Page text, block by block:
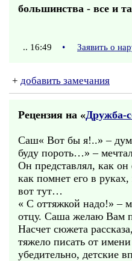
большинства - все и
.. 16:49 • Заявить о
+ добавить замечания
Рецензия на «Дружба-
Саш« Вот бы я!..» –
буду пороть…» –
Он представлял, как он
как помнет его в
вот тут…
« С оттяжкой надо!» –
отцу. Саша желаю Вам
Насчет сюжета
тяжело писать от
убедительно, детские